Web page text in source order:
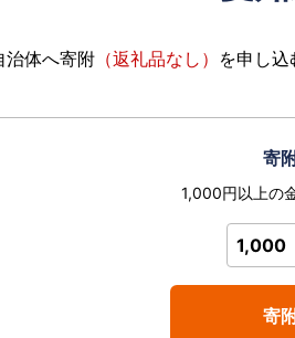
治体へ寄附 （返礼品なし） を申し込
寄
1,000円以上の
1,000
寄